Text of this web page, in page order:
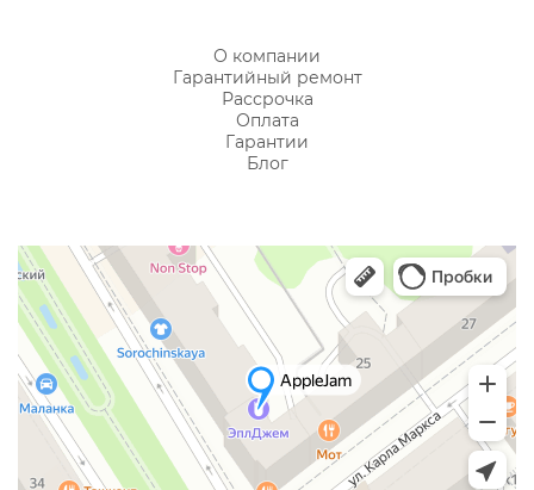
О компании
Гарантийный ремонт
Рассрочка
Оплата
Гарантии
Блог